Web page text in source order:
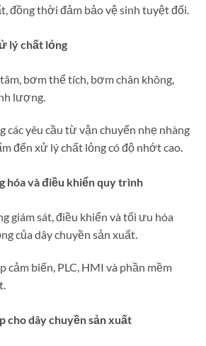
đồng thời đảm bảo vệ sinh tuyệt đối.
lý chất lỏng
bơm thể tích, bơm chân không,
lượng.
các yêu cầu từ vận chuyển nhẹ nhàng
đến xử lý chất lỏng có độ nhớt cao.
hóa và điều khiển quy trình
giám sát, điều khiển và tối ưu hóa
của dây chuyền sản xuất.
cảm biến, PLC, HMI và phần mềm
cho dây chuyền sản xuất